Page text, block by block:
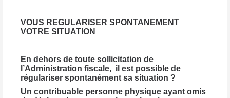
VOUS REGULARISER SPONTANEMENT
VOTRE SITUATION
En dehors de toute sollicitation de
l’Administration fiscale, il est possible de
régulariser spontanément sa situation ?
Un contribuable personne physique ayant omis